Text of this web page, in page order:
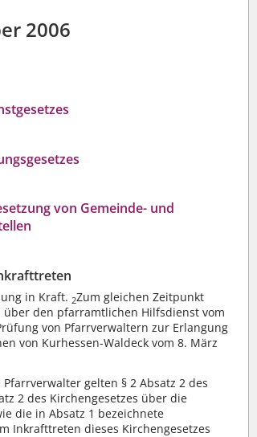
2006
von Gemeinde- und
in Kraft. 2Zum gleichen Zeitpunkt
den pfarramtlichen Hilfsdienst vom
von Pfarrverwaltern zur Erlangung
von Kurhessen-Waldeck vom 8. März
gelten § 2 Absatz 2 des
2 des Kirchengesetzes über die
die in Absatz 1 bezeichnete
Inkrafttreten dieses Kirchengesetzes